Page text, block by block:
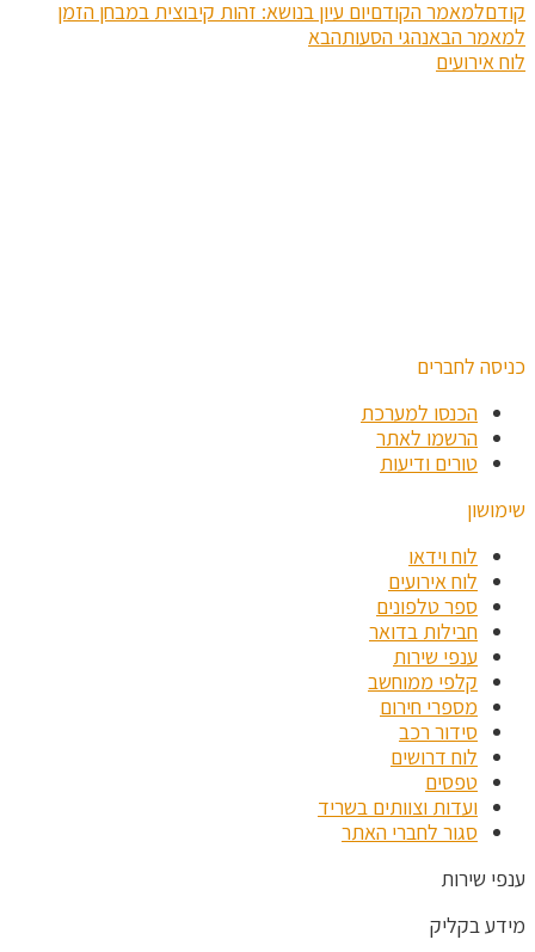
קודםלמאמר הקודםיום עיון בנושא: זהות קיבוצית במבחן הזמן
למאמר הבאנהגי הסעותהבא
לוח אירועים
כניסה לחברים
הכנסו למערכת
הרשמו לאתר
טורים ודיעות
שימושון
לוח וידאו
לוח אירועים
ספר טלפונים
חבילות בדואר
ענפי שירות
קלפי ממוחשב
מספרי חירום
סידור רכב
לוח דרושים
טפסים
ועדות וצוותים בשריד
סגור לחברי האתר
ענפי שירות
מידע בקליק